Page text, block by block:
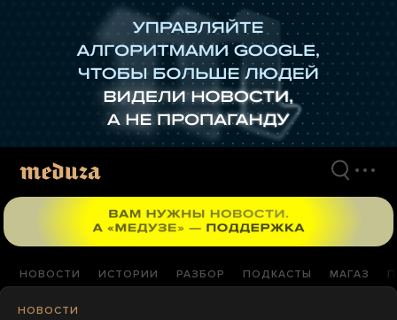
НОВОСТИ ИСТОРИИ РАЗБОР ПОДКАСТЫ МАГАЗ
НОВОСТИ